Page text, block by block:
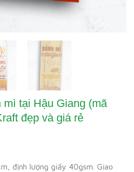
mì tại Hậu Giang (mã
đẹp và giá rẻ
định lượng giấy 40gsm. Giao